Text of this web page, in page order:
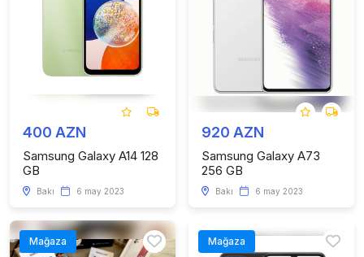
400 AZN
Samsung Galaxy A14 128
GB
Bakı 6 may 2023
920 AZN
Samsung Galaxy A73
256 GB
Bakı 6 may 2023
Mağaza Mağaza